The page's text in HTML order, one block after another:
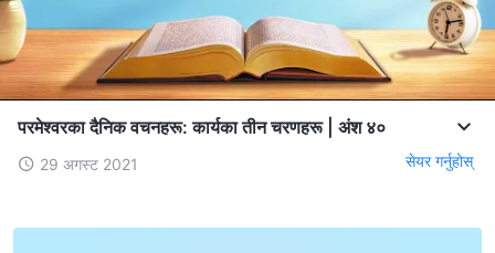
परमेश्‍वरका दैनिक वचनहरू: कार्यका तीन चरणहरू | अंश ४०
29 अगस्ट 2021 सेयर गर्नुहोस्